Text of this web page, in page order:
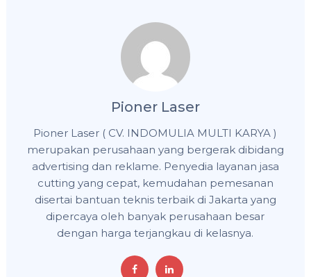
Pioner Laser
Pioner Laser ( CV. INDOMULIA MULTI KARYA )
merupakan perusahaan yang bergerak dibidang
advertising dan reklame. Penyedia layanan jasa
cutting yang cepat, kemudahan pemesanan
disertai bantuan teknis terbaik di Jakarta yang
dipercaya oleh banyak perusahaan besar
dengan harga terjangkau di kelasnya.